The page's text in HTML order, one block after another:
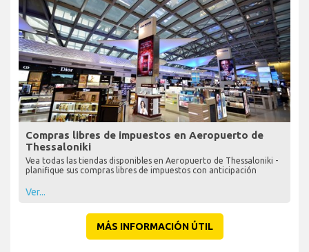
Compras libres de impuestos en Aeropuerto de
Thessaloniki
Vea todas las tiendas disponibles en Aeropuerto de Thessaloniki -
planifique sus compras libres de impuestos con anticipación
Ver...
MÁS INFORMACIÓN ÚTIL